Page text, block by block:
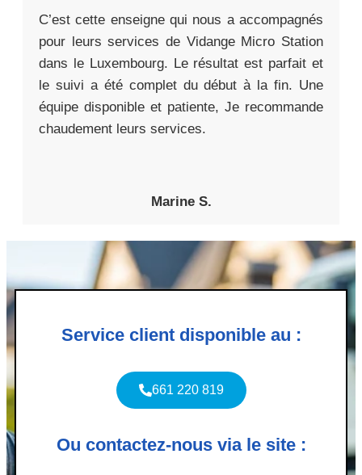
C’est cette enseigne qui nous a accompagnés
pour leurs services de Vidange Micro Station
dans le Luxembourg. Le résultat est parfait et
le suivi a été complet du début à la fin. Une
équipe disponible et patiente, Je recommande
chaudement leurs services.
Marine S.
Service client disponible au :
661 220 819
Ou contactez-nous via le site :